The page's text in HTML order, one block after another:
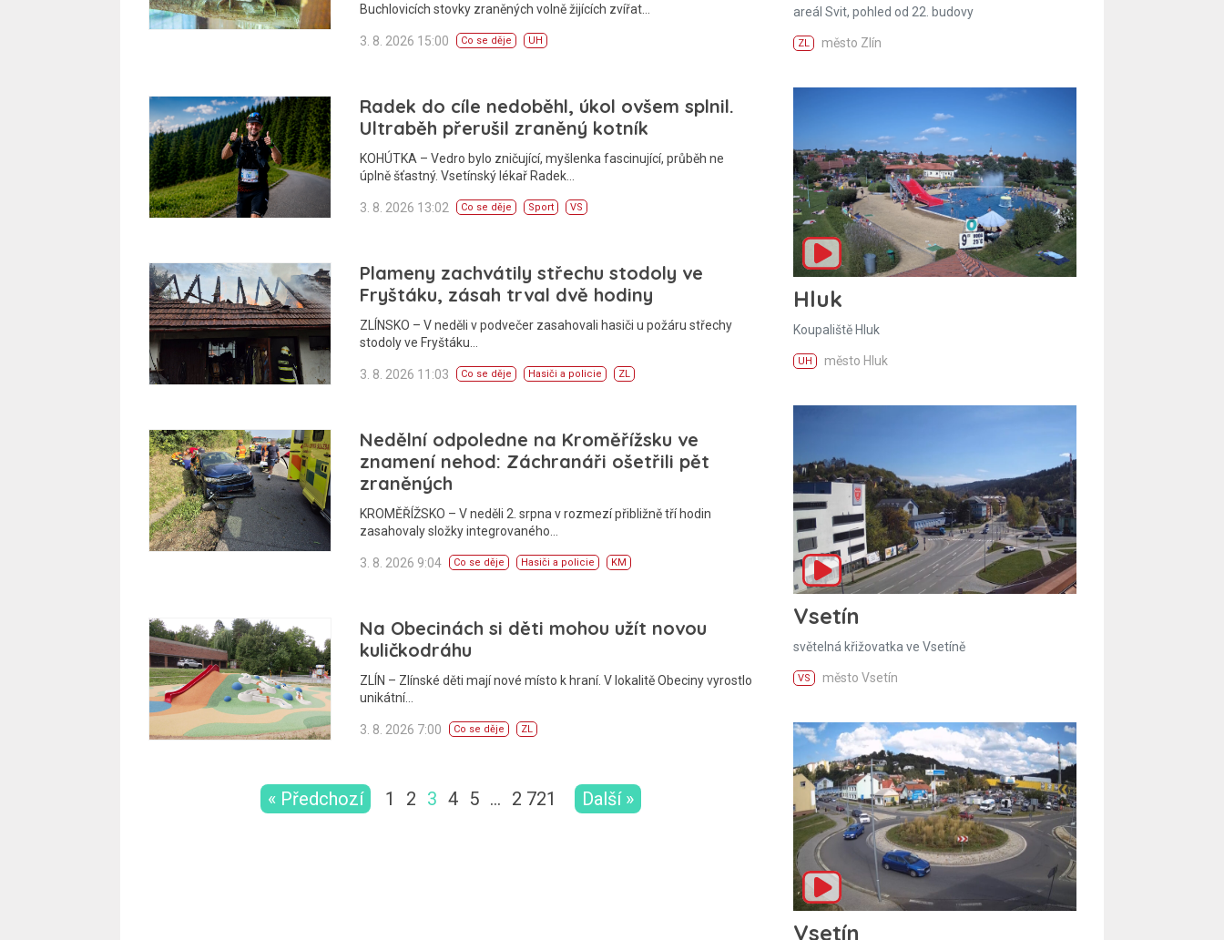
Buchlovicích stovky zraněných volně žijících zvířat…
3. 8. 2026 15:00 Co se děje UH
Radek do cíle nedoběhl, úkol ovšem splnil.
Ultraběh přerušil zraněný kotník
KOHÚTKA – Vedro bylo zničující, myšlenka fascinující, průběh ne
úplně šťastný. Vsetínský lékař Radek…
3. 8. 2026 13:02 Co se děje Sport VS
Plameny zachvátily střechu stodoly ve
Fryštáku, zásah trval dvě hodiny
ZLÍNSKO – V neděli v podvečer zasahovali hasiči u požáru střechy
stodoly ve Fryštáku…
3. 8. 2026 11:03 Co se děje Hasiči a policie ZL
Nedělní odpoledne na Kroměřížsku ve
znamení nehod: Záchranáři ošetřili pět
zraněných
KROMĚŘÍŽSKO – V neděli 2. srpna v rozmezí přibližně tří hodin
zasahovaly složky integrovaného…
3. 8. 2026 9:04 Co se děje Hasiči a policie KM
Na Obecinách si děti mohou užít novou
kuličkodráhu
ZLÍN – Zlínské děti mají nové místo k hraní. V lokalitě Obeciny vyrostlo
unikátní…
3. 8. 2026 7:00 Co se děje ZL
« Předchozí 1 2 3 4 5 … 2 721 Další »
areál Svit, pohled od 22. budovy
ZL město Zlín
Hluk
Koupaliště Hluk
UH město Hluk
Vsetín
světelná křižovatka ve Vsetíně
VS město Vsetín
Vsetín